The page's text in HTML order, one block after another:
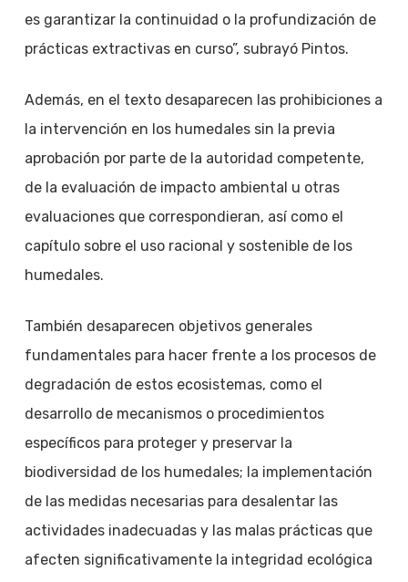
es garantizar la continuidad o la profundización de
prácticas extractivas en curso”, subrayó Pintos.
Además, en el texto desaparecen las prohibiciones a
la intervención en los humedales sin la previa
aprobación por parte de la autoridad competente,
de la evaluación de impacto ambiental u otras
evaluaciones que correspondieran, así como el
capítulo sobre el uso racional y sostenible de los
humedales.
También desaparecen objetivos generales
fundamentales para hacer frente a los procesos de
degradación de estos ecosistemas, como el
desarrollo de mecanismos o procedimientos
específicos para proteger y preservar la
biodiversidad de los humedales; la implementación
de las medidas necesarias para desalentar las
actividades inadecuadas y las malas prácticas que
afecten significativamente la integridad ecológica